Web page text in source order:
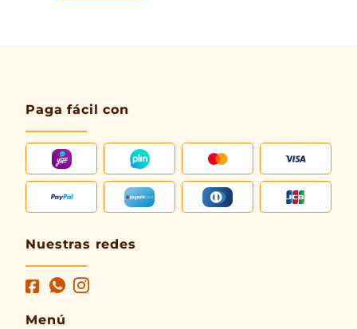
Paga fácil con
Nuestras redes
Menú